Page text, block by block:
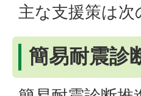
主な支援策は次
簡易耐震診